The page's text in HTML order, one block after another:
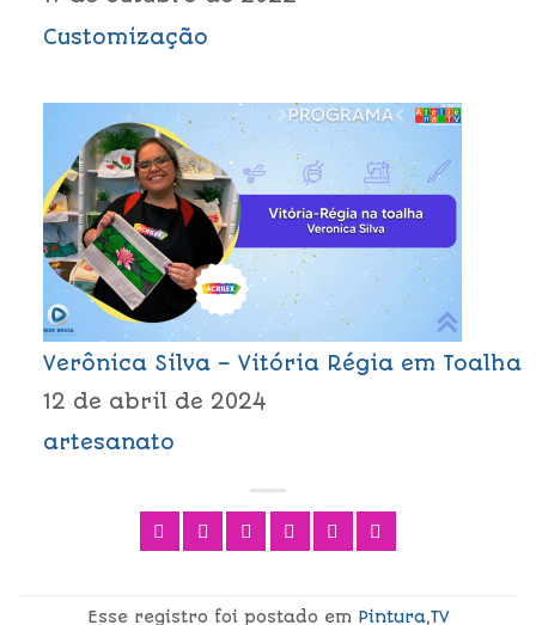
Customização
Verônica Silva – Vitória Régia em Toalha
12 de abril de 2024
artesanato
Esse registro foi postado em Pintura,TV